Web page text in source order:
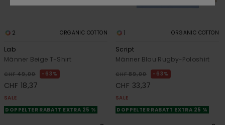
2 ORGANIC COTTON
Lab
Männer Beige T-Shirt
CHF 49,00 63%
CHF 18,37
SALE
DOPPELTER RABATT EXTRA 25 %
1 ORGANIC COTTON
Script
Männer Blau Rugby-Poloshirt
CHF 89,00 63%
CHF 33,37
SALE
DOPPELTER RABATT EXTRA 25 %